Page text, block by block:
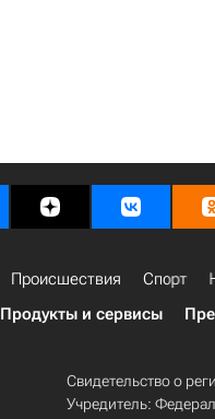
Происшествия Спорт
Продукты и сервисы
Свидетельство о
Учредитель: